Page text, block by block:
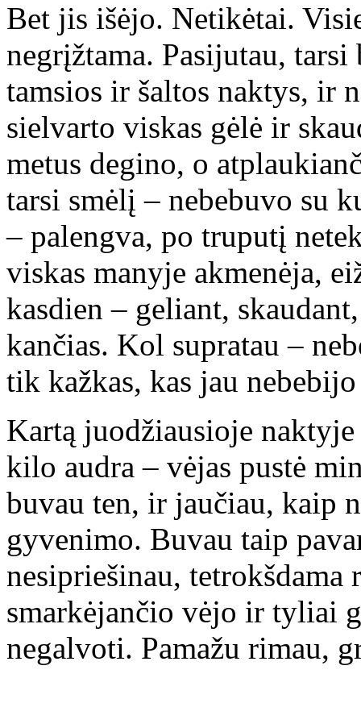
Bet jis išėjo. Netikėtai.
negrįžtama. Pasijutau,
tamsios ir šaltos naktys, ir
sielvarto viskas gėlė ir
metus degino, o
tarsi smėlį – nebebuvo su
– palengva, po truputį
viskas manyje akmenėja,
kasdien – geliant,
kančias. Kol supratau –
tik kažkas, kas jau
Kartą juodžiausioje
kilo audra – vėjas pustė
buvau ten, ir jaučiau, kaip
gyvenimo. Buvau taip
nesipriešinau,
smarkėjančio vėjo ir tyliai
negalvoti. Pamažu rimau,